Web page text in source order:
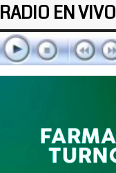
RADIO EN VIVO